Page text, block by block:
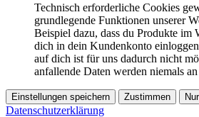
Technisch erforderliche Cookies
grundlegende Funktionen unserer
Beispiel dazu, dass du Produkte im
dich in dein Kundenkonto
auf dich ist für uns dadurch nicht
anfallende Daten werden niemals
Einstellungen speichern Zustimmen
Datenschutzerklärung